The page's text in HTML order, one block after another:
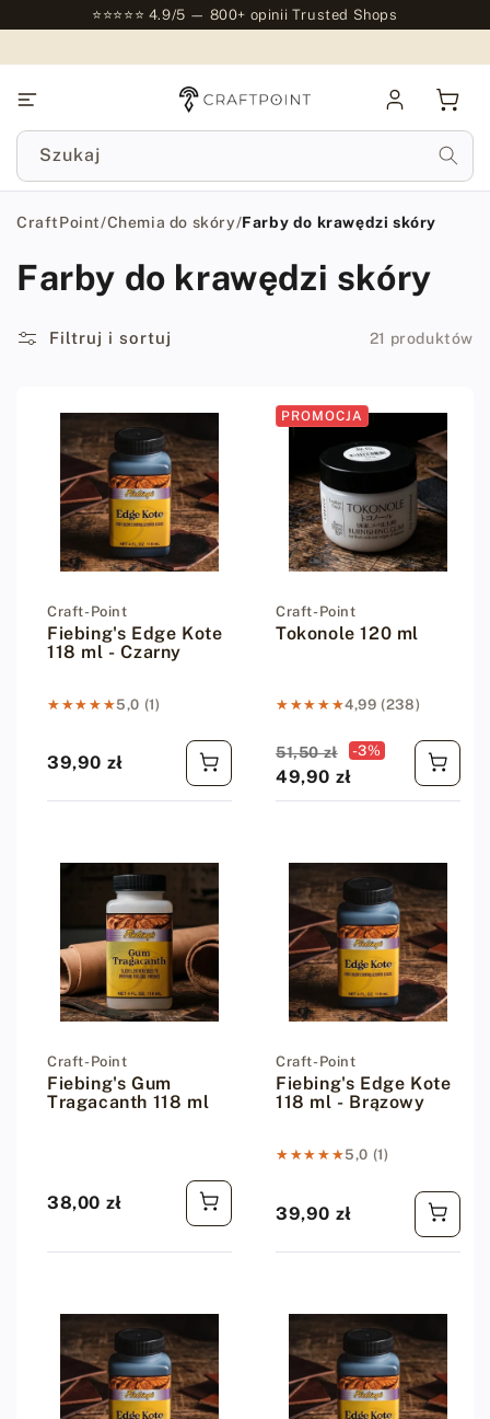
⭐⭐⭐⭐⭐ 4.9/5 — 800+ opinii Trusted Shops
się
Szukaj
CraftPoint/Chemia do skóry/Farby do krawędzi skóry
Farby do krawędzi skóry
Filtruj i sortuj 21 produktów
Dostawca:
Craft-Point
Fiebing's Edge Kote
118 ml - Czarny
★★★★★
★★★★★5,0 (1)
Cena regularna
39,90 zł
PROMOCJA
Dostawca:
Craft-Point
Tokonole 120 ml
★★★★★
★★★★★4,99 (238)
Cena regularna
51,50 zł -3%
Cena promocyjna
49,90 zł
Dostawca:
Craft-Point
Fiebing's Gum
Tragacanth 118 ml
Cena regularna
38,00 zł
Dostawca:
Craft-Point
Fiebing's Edge Kote
118 ml - Brązowy
★★★★★
★★★★★5,0 (1)
Cena regularna
39,90 zł